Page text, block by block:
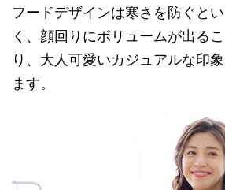
フードデザインは寒さを防ぐと
く、顔回りにボリュームが出る
り、大人可愛いカジュアルな印
ます。